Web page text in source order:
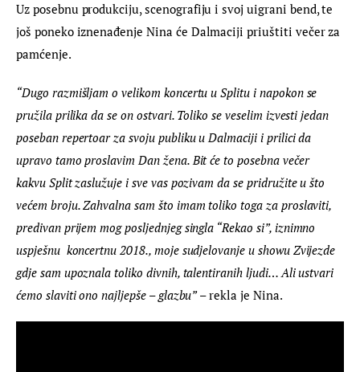
Uz posebnu produkciju, scenografiju i svoj uigrani bend, te
još poneko iznenađenje Nina će Dalmaciji priuštiti večer za
pamćenje.
“Dugo razmišljam o velikom koncertu u Splitu i napokon se
pružila prilika da se on ostvari. Toliko se veselim izvesti jedan
poseban repertoar za svoju publiku u Dalmaciji i prilici da
upravo tamo proslavim Dan žena. Bit će to posebna večer
kakvu Split zaslužuje i sve vas pozivam da se pridružite u što
većem broju. Zahvalna sam što imam toliko toga za proslaviti,
predivan prijem mog posljednjeg singla “Rekao si”, iznimno
uspješnu  koncertnu 2018., moje sudjelovanje u showu Zvijezde
gdje sam upoznala toliko divnih, talentiranih ljudi… Ali ustvari
ćemo slaviti ono najljepše – glazbu” – rekla je Nina.